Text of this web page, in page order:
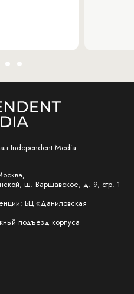
Independent Media
ш. Варшавское, д. 9, стр. 1
БЦ «Даниловская
подъезд корпуса